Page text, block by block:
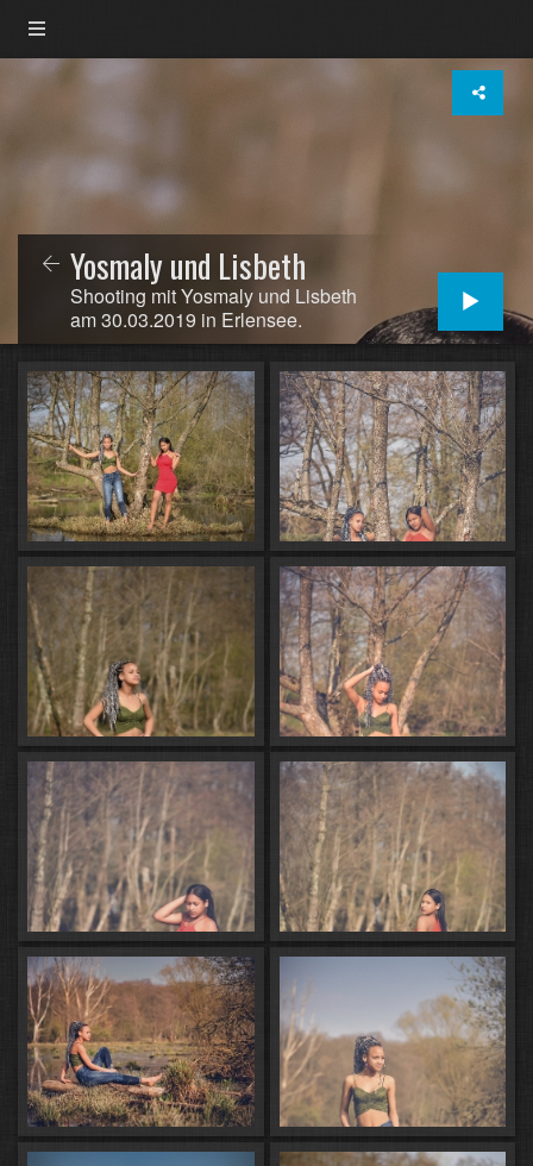
Yosmaly und Lisbeth
Shooting mit Yosmaly und Lisbeth
am 30.03.2019 in Erlensee.